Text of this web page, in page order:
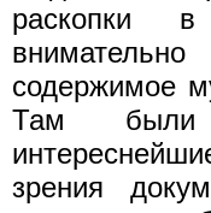
раскопки
содержимое
Там были
зрения